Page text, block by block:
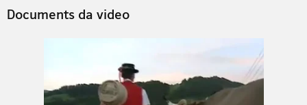
Documents da video